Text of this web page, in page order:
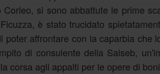
Corleo, si sono abbattute le prime
è stato trucidato
poter affrontare con la caparbia che
di consulente della Saiseb,
corsa agli appalti per le opere di